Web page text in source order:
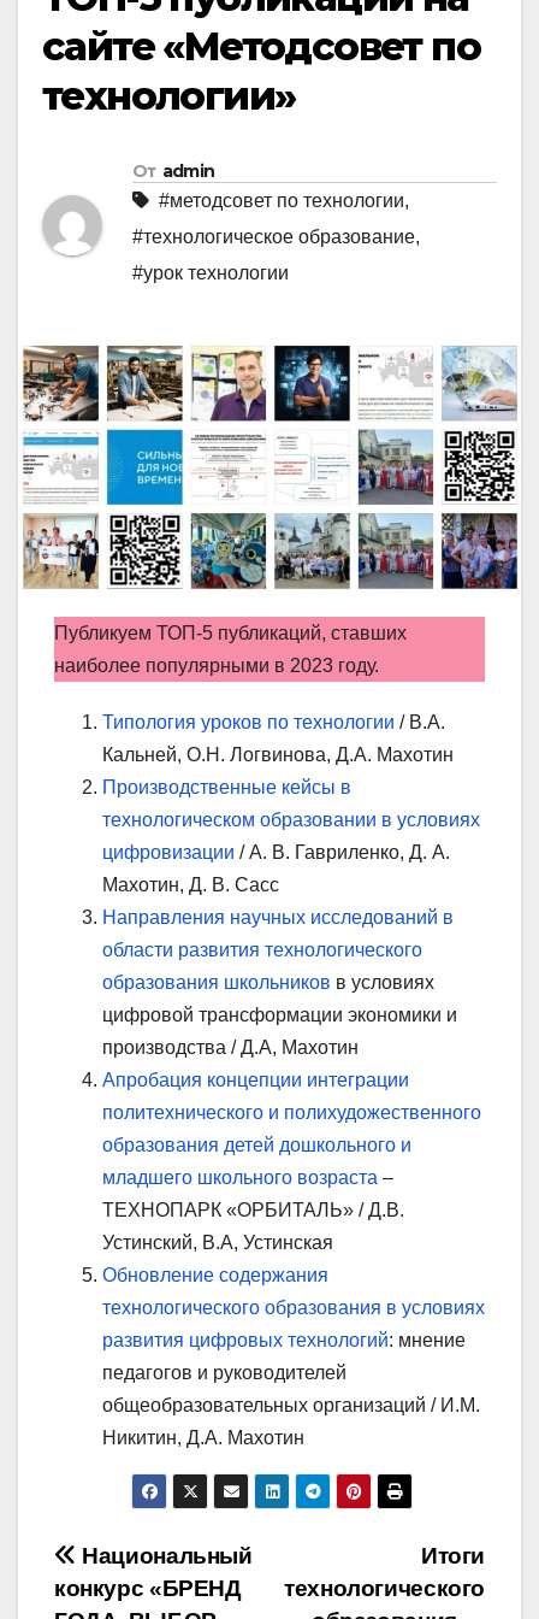
сайте «Методсовет по
технологии»
От admin
#методсовет по технологии,
#технологическое образование,
#урок технологии
Публикуем ТОП-5 публикаций, ставших
наиболее популярными в 2023 году.
Типология уроков по технологии / В.А.
Кальней, О.Н. Логвинова, Д.А. Махотин
Производственные кейсы в
технологическом образовании в условиях
цифровизации / А. В. Гавриленко, Д. А.
Махотин, Д. В. Сасс
Направления научных исследований в
области развития технологического
образования школьников в условиях
цифровой трансформации экономики и
производства / Д.А, Махотин
Апробация концепции интеграции
политехнического и полихудожественного
образования детей дошкольного и
младшего школьного возраста –
ТЕХНОПАРК «ОРБИТАЛЬ» / Д.В.
Устинский, В.А, Устинская
Обновление содержания
технологического образования в условиях
развития цифровых технологий: мнение
педагогов и руководителей
общеобразовательных организаций / И.М.
Никитин, Д.А. Махотин
Навигация
Итоги
технологического
Национальный
конкурс «БРЕНД